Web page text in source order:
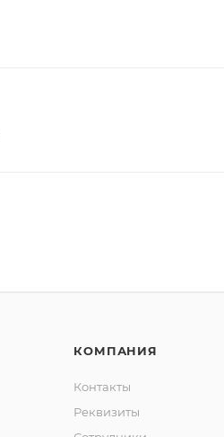
КОМПАНИЯ
Контакты
Реквизиты